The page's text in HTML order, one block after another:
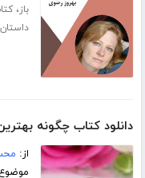
باز،
دانلود کتاب چگونه
از: